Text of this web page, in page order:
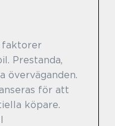
faktorer
Prestanda,
överväganden.
för att
köpare.